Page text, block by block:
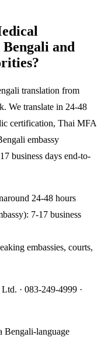
and
translation from
We translate in 24-48
certification, Thai MFA
embassy
business days end-to-
24-48 hours
7-17 business
embassies, courts,
· 083-249-4999 ·
Bengali-language